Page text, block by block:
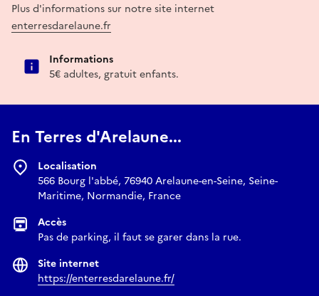
Plus d'informations sur notre site internet
enterresdarelaune.fr
Informations
5€ adultes, gratuit enfants.
En Terres d'Arelaune...
Localisation
566 Bourg l'abbé, 76940 Arelaune-en-Seine, Seine-
Maritime, Normandie, France
Accès
Pas de parking, il faut se garer dans la rue.
Site internet
https://enterresdarelaune.fr/